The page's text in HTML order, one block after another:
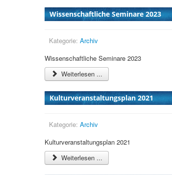
Wissenschaftliche Seminare 2023
Kategorie: Archiv
Wissenschaftliche Seminare 2023
Weiterlesen ...
Kulturveranstaltungsplan 2021
Kategorie: Archiv
Kulturveranstaltungsplan 2021
Weiterlesen ...